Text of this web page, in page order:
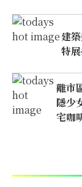
建
特
離市
隱少
宅咖